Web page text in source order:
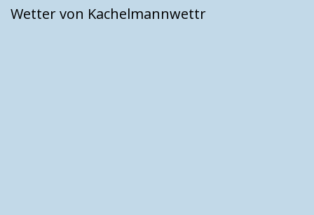
Wetter von Kachelmannwettr